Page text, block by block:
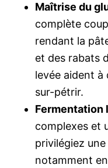
Maîtrise du
complète
rendant la
et des rabats
levée aident
sur-pétrir.
Fermentation
complexes et
privilégiez
notamment